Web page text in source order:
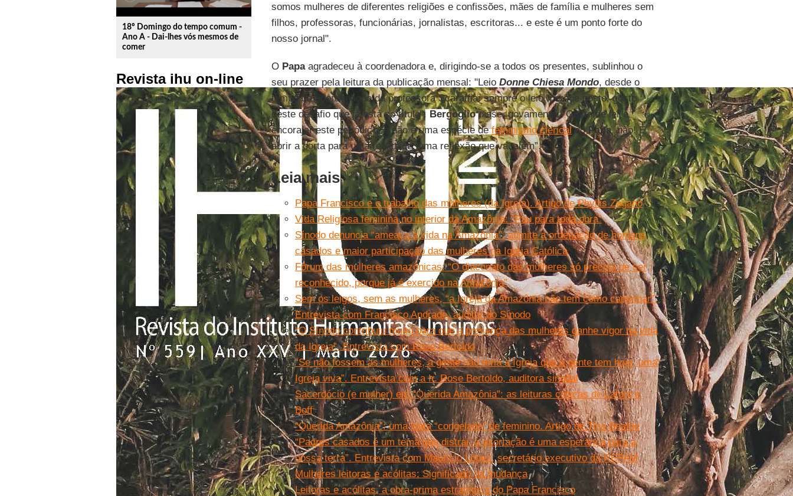
18º Domingo do tempo comum -
Ano A - Dai-lhes vós mesmos de
comer
Revista ihu on-line
somos mulheres de diferentes religiões e confissões, mães de família e mulheres sem
filhos, professoras, funcionárias, jornalistas, escritoras... e este é um ponto forte do
nosso jornal".
O Papaagradeceu à coordenadora e, dirigindo-se a todos os presentes, sublinhou o
seu prazer pela leitura da publicação mensal: "Leio Donne Chiesa Mondo, desde o
tempo da coordenação da professora Scaraffia: sempre o leio, porque gosto, gosto
deste desafio que já está no título". Bergogliodisse, novamente: “Gosto de ler e
encorajar este periódico, e não é uma espécie defeminismo clericaldoPapa, não! É
abrir a porta para uma realidade, uma reflexão que vai além”.
Leia mais
Papa Francisco e o trabalho das mulheres (da Igreja). Artigo de Phyllis Zagano
Vida Religiosa feminina no interior da Amazônia: “Pau para toda obra”
Sínodo denuncia “ameaça à vida na Amazônia”, admite a ordenação de homens
casados e maior participação das mulheres na Igreja Católica
Fórum das mulheres amazônicas: “O diaconato das mulheres só precisa de ser
reconhecido, porque já é exercido na Amazônia”
Sem os leigos, sem as mulheres, “a Igreja da Amazônia não tem como caminhar”.
Entrevista com Francisco Andrade, auditor do Sínodo
“O Sínodo contribuiu muito para que a presença das mulheres ganhe vigor na vida
da Igreja”. Entrevista com Rose Bertoldo
“Se não fossem as mulheres, a gente não teria a Igreja que a gente tem hoje, uma
Igreja viva”. Entrevista com a Ir. Rose Bertoldo, auditora sinodal
Sacerdócio (e mulher) em “Querida Amazônia”: as leituras críticas de Lafont e
Boff
“Querida Amazônia”: uma ideia “congelada” de feminino. Artigo de Tina Beattie
“Padres casados é um tema que distrai, a exortação é uma esperança para a
nossa terra”. Entrevista com Mauricio López, secretário executivo da REPAM
Mulheres leitoras e acólitas: Significado da mudança
Leitoras e acólitas, a obra-prima estratégica do Papa Francisco